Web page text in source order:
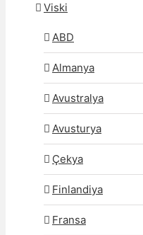
Viski
ABD
Almanya
Avustralya
Avusturya
Çekya
Finlandiya
Fransa